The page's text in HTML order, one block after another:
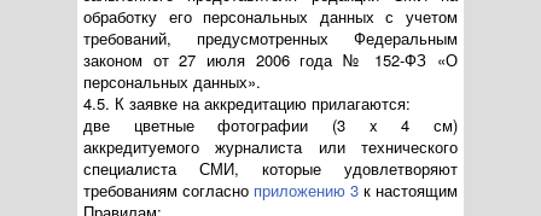
обработку его персональных данных с учетом
требований, предусмотренных Федеральным
законом от 27 июля 2006 года № 152-ФЗ «О
персональных данных».
4.5. К заявке на аккредитацию прилагаются:
две цветные фотографии (3 x 4 см)
аккредитуемого журналиста или технического
специалиста СМИ, которые удовлетворяют
требованиям согласно приложению 3 к настоящим